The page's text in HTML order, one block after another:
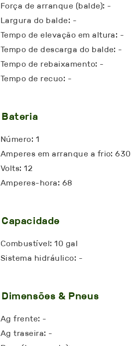
Força de arranque (balde): -
Largura do balde: -
Tempo de elevação em altura: -
Tempo de descarga do balde: -
Tempo de rebaixamento: -
Tempo de recuo: -
Bateria
Número: 1
Amperes em arranque a frio: 630
Volts: 12
Amperes-hora: 68
Capacidade
Combustível: 10 gal
Sistema hidráulico: -
Dimensões & Pneus
Ag frente: -
Ag traseira: -